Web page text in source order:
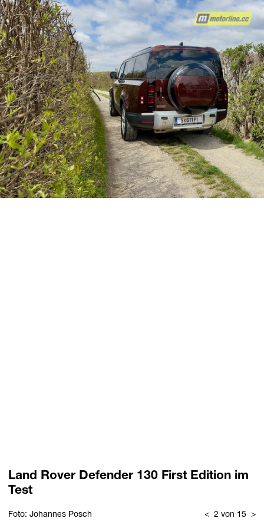
Land Rover Defender 130 First Edition im
Test
Foto: Johannes Posch < 2 von 15 >